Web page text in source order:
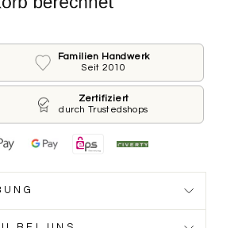
Telefonnummer sollen wir auf
oder keine Nummer?
Familien Handwerk
Seit 2010
Zertifiziert
durch Trustedshops